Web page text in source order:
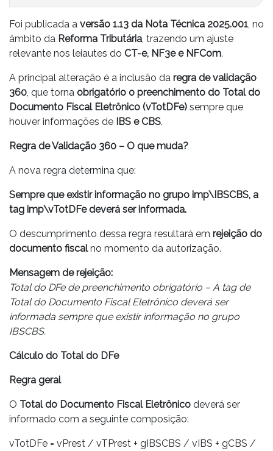
Foi publicada a versão 1.13 da Nota Técnica 2025.001, no
âmbito da Reforma Tributária, trazendo um ajuste
relevante nos leiautes do CT-e, NF3e e NFCom.
A principal alteração é a inclusão da regra de validação
360, que torna obrigatório o preenchimento do Total do
Documento Fiscal Eletrônico (vTotDFe) sempre que
houver informações de IBS e CBS.
Regra de Validação 360 – O que muda?
A nova regra determina que:
Sempre que existir informação no grupo imp\IBSCBS, a
tag imp\vTotDFe deverá ser informada.
O descumprimento dessa regra resultará em rejeição do
documento fiscalno momento da autorização.
Mensagem de rejeição:
Total do DFe de preenchimento obrigatório – A tag de
Total do Documento Fiscal Eletrônico deverá ser
informada sempre que existir informação no grupo
IBSCBS.
Cálculo do Total do DFe
Regra geral
O Total do Documento Fiscal Eletrônico deverá ser
informado com a seguinte composição:
vTotDFe = vPrest / vTPrest + gIBSCBS / vIBS + gCBS /